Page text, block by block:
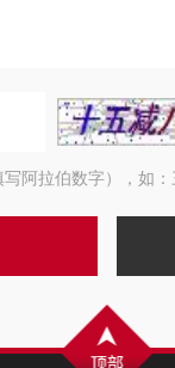
阿拉伯数字），如：